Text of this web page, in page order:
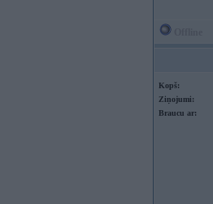
Kopš:
Ziņojumi:
Braucu ar: